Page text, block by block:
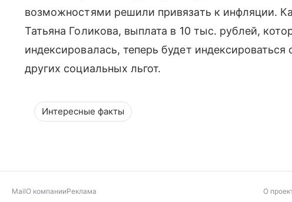
возможностями решили привязать к инфляции.
Татьяна Голикова, выплата в 10 тыс. рублей,
индексировалась, теперь будет
других социальных льгот.
Интересные факты
MailО компанииРеклама О